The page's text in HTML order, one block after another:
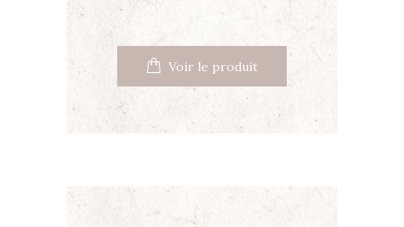
Voir le produit